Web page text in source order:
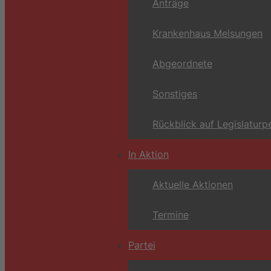
Anträge
Krankenhaus Melsungen
Abgeordnete
Sonstiges
Rückblick auf
In Aktion
Aktuelle Aktionen
Termine
Partei